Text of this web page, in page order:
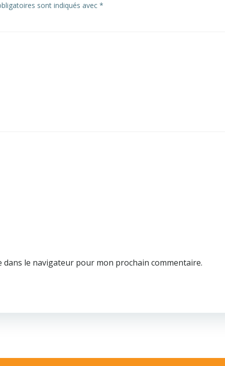
sont indiqués avec *
le navigateur pour mon prochain commentaire.